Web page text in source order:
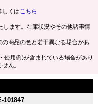
しくはこちら
します。在庫状況やその他諸事情
の商品の色と若干異なる場合があ
使用例)が含まれている場合があり
ん。
101847